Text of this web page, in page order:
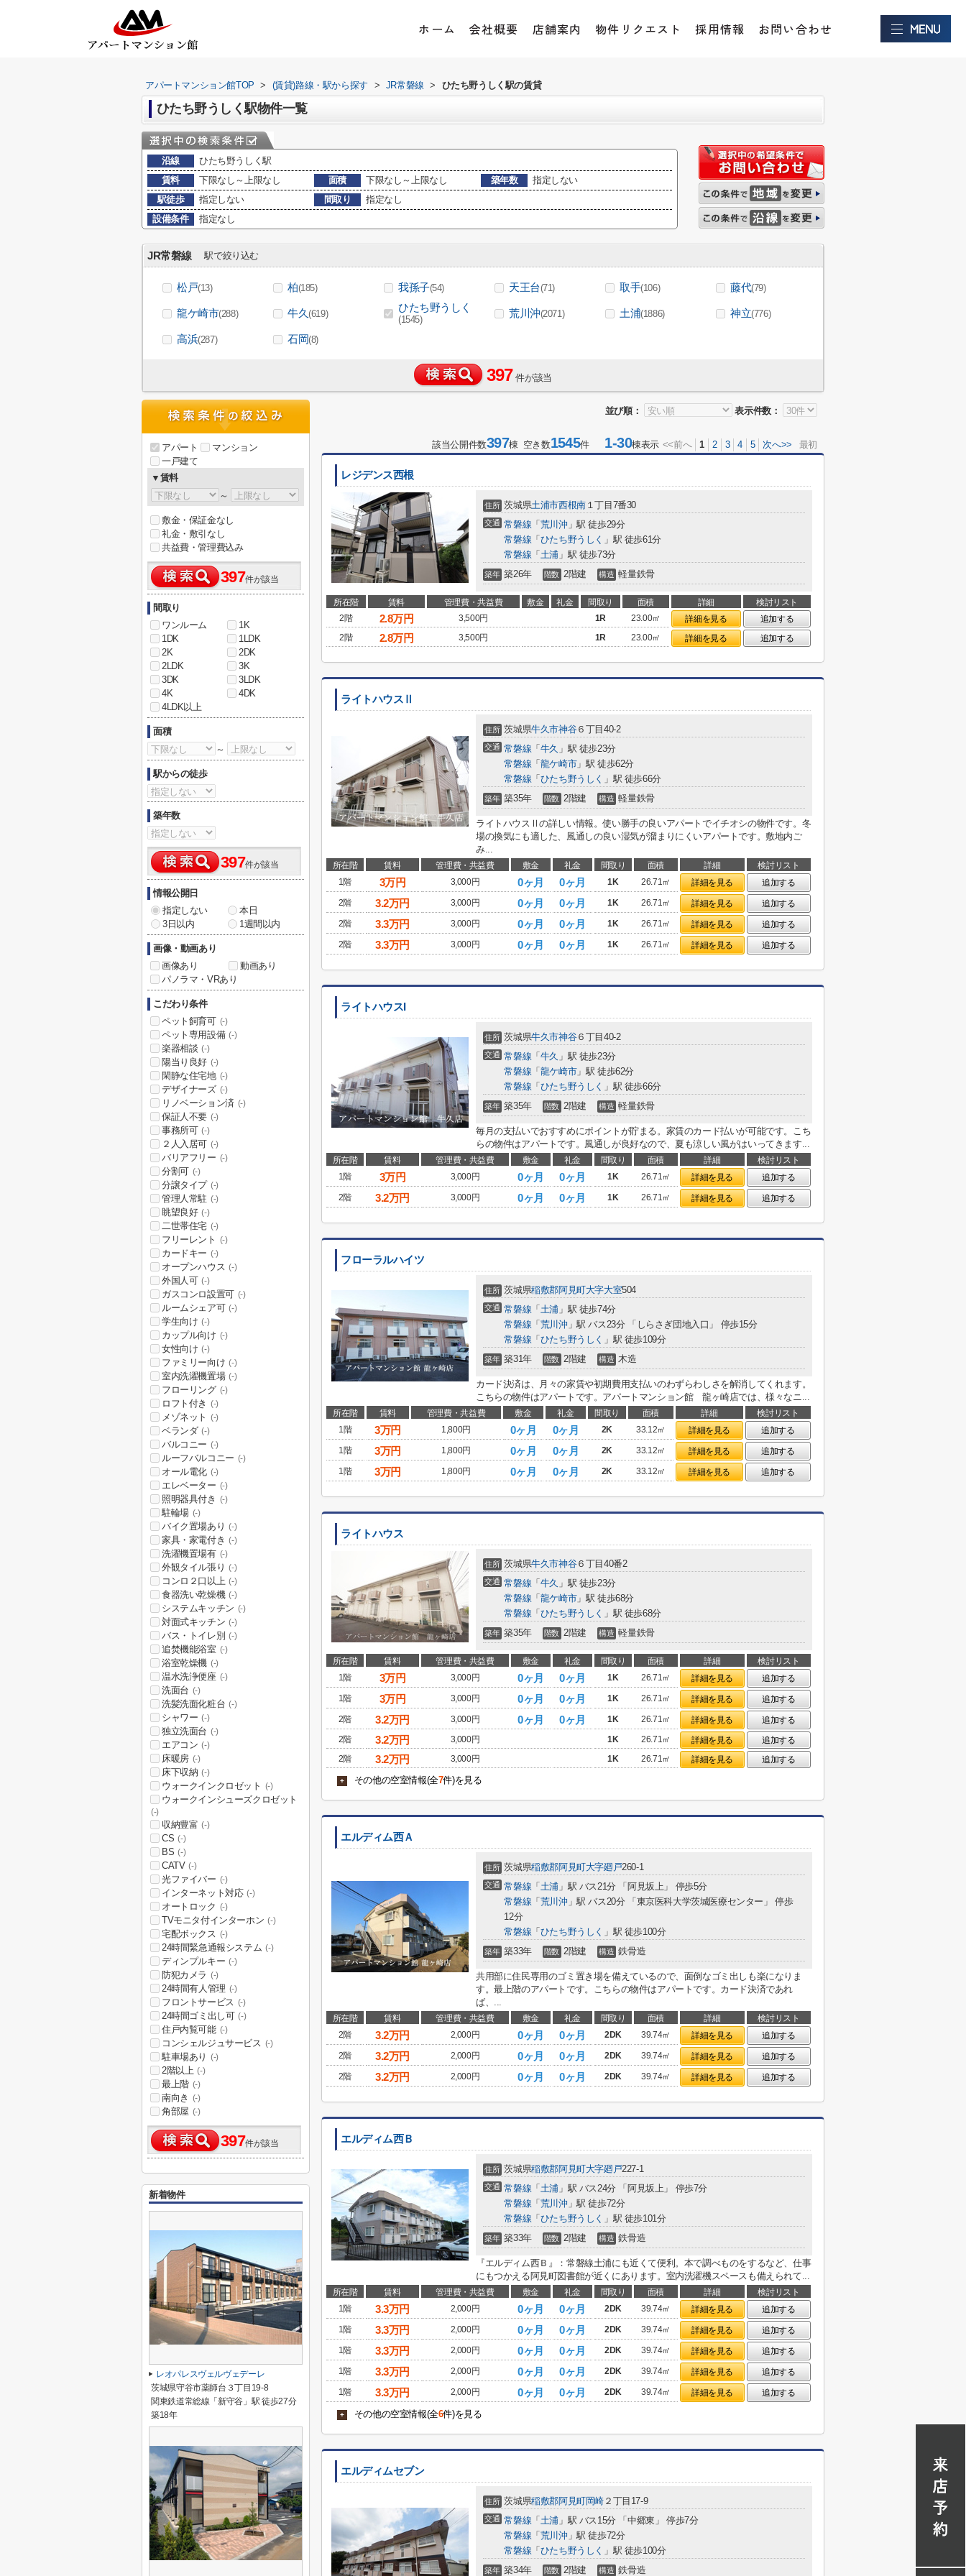
ホーム 会社概要 店舗案内 物件リクエスト 採用情報 お問い合わせ
アパートマンション館TOP > (賃貸)路線・駅から探す > JR常磐線 > ひたち野うしく駅の賃貸
ひたち野うしく駅物件一覧
沿線
ひたち野うしく駅
賃料
下限なし～上限なし 面積 下限なし～上限なし 築年数
指定しない
駅徒歩
指定しない 間取り
指定なし
設備条件
指定なし
JR常磐線 駅で絞り込む
松戸(13) 柏(185) 我孫子(54) 天王台(71) 取手(106) 藤代(79)
龍ケ崎市(288) 牛久(619)
ひたち野うしく
(1545)
荒川沖(2071) 土浦(1886) 神立(776)
高浜(287) 石岡(8)
397 件が該当
並び順： 表示件数：
該当公開件数397棟 空き数1545件1-30棟表示 <<前へ 1 2 3 4 5 次へ>> 最初
レジデンス西根
住所 茨城県土浦市西根南１丁目7番30
交通 常磐線 「 荒川沖 」駅 徒歩29分
常磐線 「 ひたち野うしく 」駅 徒歩61分
常磐線 「 土浦 」駅 徒歩73分
築年 築26年 階数 2階建 構造 軽量鉄骨
所在階 賃料 管理費・共益費 敷金 礼金 間取り 面積 詳細
検討リスト
2階
2.8万円 3,500円 1R 23.00㎡ 詳細を見る
追加する
2階
2.8万円 3,500円 1R 23.00㎡ 詳細を見る 追加する
ライトハウスⅡ
住所 茨城県牛久市神谷６丁目40-2
交通 常磐線 「 牛久 」駅 徒歩23分
常磐線 「 龍ケ崎市」駅 徒歩62分
常磐線 「 ひたち野うしく 」駅 徒歩66分
築年 築35年 階数 2階建 構造 軽量鉄骨
ライトハウスⅡの詳しい情報。使い勝手の良いアパートでイチオシの物件です。冬
場の換気にも適した、風通しの良い湿気が溜まりにくいアパートです。敷地内ご
み...
所在階 賃料 管理費・共益費 敷金 礼金 間取り 面積 詳細
検討リスト
1階
3万円 3,000円 0ヶ月 0ヶ月 1K 26.71㎡ 詳細を見る
追加する
2階
3.2万円 3,000円 0ヶ月 0ヶ月 1K 26.71㎡ 詳細を見る
追加する
2階
3.3万円 3,000円 0ヶ月 0ヶ月 1K 26.71㎡ 詳細を見る
追加する
2階
3.3万円 3,000円 0ヶ月 0ヶ月 1K 26.71㎡ 詳細を見る 追加する
ライトハウスI
住所 茨城県牛久市神谷６丁目40-2
交通 常磐線 「 牛久 」駅 徒歩23分
常磐線 「 龍ケ崎市」駅 徒歩62分
常磐線 「 ひたち野うしく 」駅 徒歩66分
築年 築35年 階数 2階建 構造 軽量鉄骨
毎月の支払いでおすすめにポイントが貯まる。家賃のカード払いが可能です。こち
らの物件はアパートです。風通しが良好なので、夏も涼しい風がはいってきます...
所在階 賃料 管理費・共益費 敷金 礼金 間取り 面積 詳細
検討リスト
1階
3万円 3,000円 0ヶ月 0ヶ月 1K 26.71㎡ 詳細を見る
追加する
2階
3.2万円 3,000円 0ヶ月 0ヶ月 1K 26.71㎡ 詳細を見る 追加する
フローラルハイツ
住所 茨城県稲敷郡阿見町大字大室504
交通 常磐線 「 土浦 」駅 徒歩74分
常磐線 「 荒川沖 」駅 バス23分 「しらさぎ団地入口」 停歩15分
常磐線 「 ひたち野うしく 」駅 徒歩109分
築年 築31年 階数 2階建 構造 木造
カード決済は、月々の家賃や初期費用支払いのわずらわしさを解消してくれます。
こちらの物件はアパートです。アパートマンション館 龍ヶ崎店では、様々なニ...
所在階 賃料 管理費・共益費 敷金 礼金 間取り 面積 詳細
検討リスト
1階
3万円 1,800円 0ヶ月 0ヶ月 2K 33.12㎡ 詳細を見る
追加する
1階
3万円 1,800円 0ヶ月 0ヶ月 2K 33.12㎡ 詳細を見る
追加する
1階
3万円 1,800円 0ヶ月 0ヶ月 2K 33.12㎡ 詳細を見る 追加する
ライトハウス
住所 茨城県牛久市神谷６丁目40番2
交通 常磐線 「 牛久 」駅 徒歩23分
常磐線 「 龍ケ崎市」駅 徒歩68分
常磐線 「 ひたち野うしく 」駅 徒歩68分
築年 築35年 階数 2階建 構造 軽量鉄骨
所在階 賃料 管理費・共益費 敷金 礼金 間取り 面積 詳細
検討リスト
1階
3万円 3,000円 0ヶ月 0ヶ月 1K 26.71㎡ 詳細を見る
追加する
1階
3万円 3,000円 0ヶ月 0ヶ月 1K 26.71㎡ 詳細を見る
追加する
2階
3.2万円 3,000円 0ヶ月 0ヶ月 1K 26.71㎡ 詳細を見る
追加する
2階
3.2万円 3,000円 1K 26.71㎡ 詳細を見る
追加する
2階
3.2万円 3,000円 1K 26.71㎡ 詳細を見る 追加する
+ その他の空室情報(全7件)を見る
エルディム西Ａ
住所 茨城県稲敷郡阿見町大字廻戸260-1
交通 常磐線 「 土浦 」駅 バス21分 「阿見坂上」 停歩5分
常磐線 「 荒川沖 」駅 バス20分 「東京医科大学茨城医療センター」 停歩
12分
常磐線 「 ひたち野うしく 」駅 徒歩100分
築年 築33年 階数 2階建 構造 鉄骨造
共用部に住民専用のゴミ置き場を備えているので、面倒なゴミ出しも楽になりま
す。最上階のアパートです。こちらの物件はアパートです。カード決済であれ
ば、...
所在階 賃料 管理費・共益費 敷金 礼金 間取り 面積 詳細
検討リスト
2階
3.2万円 2,000円 0ヶ月 0ヶ月 2DK 39.74㎡ 詳細を見る
追加する
2階
3.2万円 2,000円 0ヶ月 0ヶ月 2DK 39.74㎡ 詳細を見る
追加する
2階
3.2万円 2,000円 0ヶ月 0ヶ月 2DK 39.74㎡ 詳細を見る 追加する
エルディム西Ｂ
住所 茨城県稲敷郡阿見町大字廻戸227-1
交通 常磐線 「 土浦 」駅 バス24分 「阿見坂上」 停歩7分
常磐線 「 荒川沖 」駅 徒歩72分
常磐線 「 ひたち野うしく 」駅 徒歩101分
築年 築33年 階数 2階建 構造 鉄骨造
『エルディム西Ｂ』：常磐線土浦にも近くて便利。本で調べものをするなど、仕事
にもつかえる阿見町図書館が近くにあります。室内洗濯機スペースも備えられて...
所在階 賃料 管理費・共益費 敷金 礼金 間取り 面積 詳細
検討リスト
1階
3.3万円 2,000円 0ヶ月 0ヶ月 2DK 39.74㎡ 詳細を見る
追加する
1階
3.3万円 2,000円 0ヶ月 0ヶ月 2DK 39.74㎡ 詳細を見る
追加する
1階
3.3万円 2,000円 0ヶ月 0ヶ月 2DK 39.74㎡ 詳細を見る
追加する
1階
3.3万円 2,000円 0ヶ月 0ヶ月 2DK 39.74㎡ 詳細を見る
追加する
1階
3.3万円 2,000円 0ヶ月 0ヶ月 2DK 39.74㎡ 詳細を見る 追加する
+ その他の空室情報(全6件)を見る
エルディムセブン
住所 茨城県稲敷郡阿見町岡崎 ２丁目17-9
交通 常磐線 「 土浦 」駅 バス15分 「中郷東」 停歩7分
常磐線 「 荒川沖 」駅 徒歩72分
常磐線 「 ひたち野うしく 」駅 徒歩100分
築年 築34年 階数 2階建 構造 鉄骨造
アパート
マンション
一戸建て
▼賃料
～
敷金・保証金なし
礼金・敷引なし
共益費・管理費込み
397件が該当
間取り
ワンルーム
1K
1DK
1LDK
2K
2DK
2LDK
3K
3DK
3LDK
4K
4DK
4LDK以上
面積
～
駅からの徒歩
築年数
397件が該当
情報公開日
指定しない
本日
3日以内
1週間以内
画像・動画あり
画像あり
動画あり
パノラマ・VRあり
こだわり条件
ペット飼育可 (-)
ペット専用設備 (-)
楽器相談 (-)
陽当り良好 (-)
閑静な住宅地 (-)
デザイナーズ (-)
リノベーション済 (-)
保証人不要 (-)
事務所可 (-)
２人入居可 (-)
バリアフリー (-)
分割可 (-)
分譲タイプ (-)
管理人常駐 (-)
眺望良好 (-)
二世帯住宅 (-)
フリーレント (-)
カードキー (-)
オープンハウス (-)
外国人可 (-)
ガスコンロ設置可 (-)
ルームシェア可 (-)
学生向け (-)
カップル向け (-)
女性向け (-)
ファミリー向け (-)
室内洗濯機置場 (-)
フローリング (-)
ロフト付き (-)
メゾネット (-)
ベランダ (-)
バルコニー (-)
ルーフバルコニー (-)
オール電化 (-)
エレベーター (-)
照明器具付き (-)
駐輪場 (-)
バイク置場あり (-)
家具・家電付き (-)
洗濯機置場有 (-)
外観タイル張り (-)
コンロ２口以上 (-)
食器洗い乾燥機 (-)
システムキッチン (-)
対面式キッチン (-)
バス・トイレ別 (-)
追焚機能浴室 (-)
浴室乾燥機 (-)
温水洗浄便座 (-)
洗面台 (-)
洗髪洗面化粧台 (-)
シャワー (-)
独立洗面台 (-)
エアコン (-)
床暖房 (-)
床下収納 (-)
ウォークインクロゼット (-)
ウォークインシューズクロゼット
(-)
収納豊富 (-)
CS (-)
BS (-)
CATV (-)
光ファイバー (-)
インターネット対応 (-)
オートロック (-)
TVモニタ付インターホン (-)
宅配ボックス (-)
24時間緊急通報システム (-)
ディンプルキー (-)
防犯カメラ (-)
24時間有人管理 (-)
フロントサービス (-)
24時間ゴミ出し可 (-)
住戸内覧可能 (-)
コンシェルジュサービス (-)
駐車場あり (-)
2階以上 (-)
最上階 (-)
南向き (-)
角部屋 (-)
397件が該当
新着物件
レオパレスヴェルヴェデーレ
茨城県守谷市薬師台３丁目19-8
関東鉄道常総線「新守谷」駅 徒歩27分
築18年